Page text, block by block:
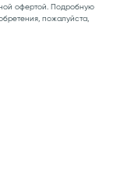
офертой. Подробную
пожалуйста,